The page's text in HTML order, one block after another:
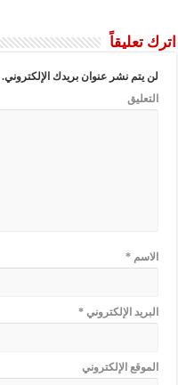
اترك تعليقاً
لن يتم نشر عنوان بريدك الإلكتروني.
التعليق
الاسم*
البريد الإلكتروني*
الموقع الإلكتروني